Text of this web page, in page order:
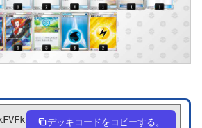
デッキコードをコピーする。